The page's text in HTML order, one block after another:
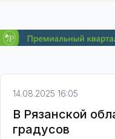
14.08.2025 16:05
В Рязанской
градусов